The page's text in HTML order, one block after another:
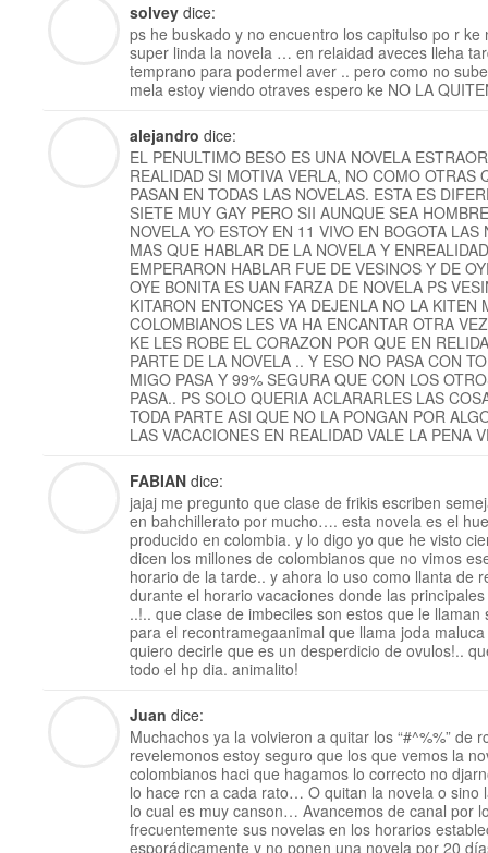
solvey dice:
ps he buskado y no encuentro los capitulso po r
super linda la novela … en relaidad aveces lleha
temprano para podermel aver .. pero como no
mela estoy viendo otraves espero ke NO LA
alejandro dice:
EL PENULTIMO BESO ES UNA NOVELA
REALIDAD SI MOTIVA VERLA, NO COMO OTRAS
PASAN EN TODAS LAS NOVELAS. ESTA ES
SIETE MUY GAY PERO SII AUNQUE SEA
NOVELA YO ESTOY EN 11 VIVO EN BOGOTA
MAS QUE HABLAR DE LA NOVELA Y
EMPERARON HABLAR FUE DE VESINOS Y DE
OYE BONITA ES UAN FARZA DE NOVELA PS
KITARON ENTONCES YA DEJENLA NO LA KITEN
COLOMBIANOS LES VA HA ENCANTAR OTRA
KE LES ROBE EL CORAZON POR QUE EN
PARTE DE LA NOVELA .. Y ESO NO PASA CON
MIGO PASA Y 99% SEGURA QUE CON LOS
PASA.. PS SOLO QUERIA ACLARARLES LAS
TODA PARTE ASI QUE NO LA PONGAN POR
LAS VACACIONES EN REALIDAD VALE LA PENA
FABIAN dice:
jajaj me pregunto que clase de frikis escriben
en bahchillerato por mucho…. esta novela es el
producido en colombia. y lo digo yo que he visto
dicen los millones de colombianos que no vimos
horario de la tarde.. y ahora lo uso como llanta de
durante el horario vacaciones donde las
..!.. que clase de imbeciles son estos que le
para el recontramegaanimal que llama joda
quiero decirle que es un desperdicio de ovulos!..
todo el hp dia. animalito!
Juan dice:
Muchachos ya la volvieron a quitar los “#^%%” de
revelemonos estoy seguro que los que vemos la
colombianos haci que hagamos lo correcto no
lo hace rcn a cada rato… O quitan la novela o sino
lo cual es muy canson… Avancemos de canal por
frecuentemente sus novelas en los horarios
esporádicamente y no ponen una novela por 20